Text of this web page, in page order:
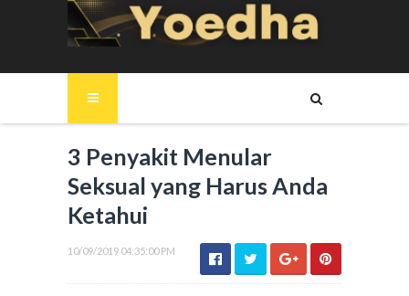
3 Penyakit Menular
Seksual yang Harus Anda
Ketahui
10/09/2019 04:35:00 PM